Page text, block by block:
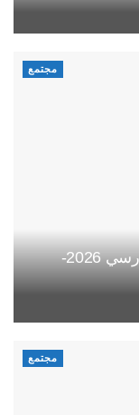
مجتمع
وزارة التربية تحسم موعد الدخول المدرسي 2026-
مجتمع